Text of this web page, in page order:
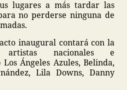
lugares a más tardar las
no perderse ninguna de
inaugural contará con la
nacionales e
Ángeles Azules, Belinda,
Lila Downs, Danny